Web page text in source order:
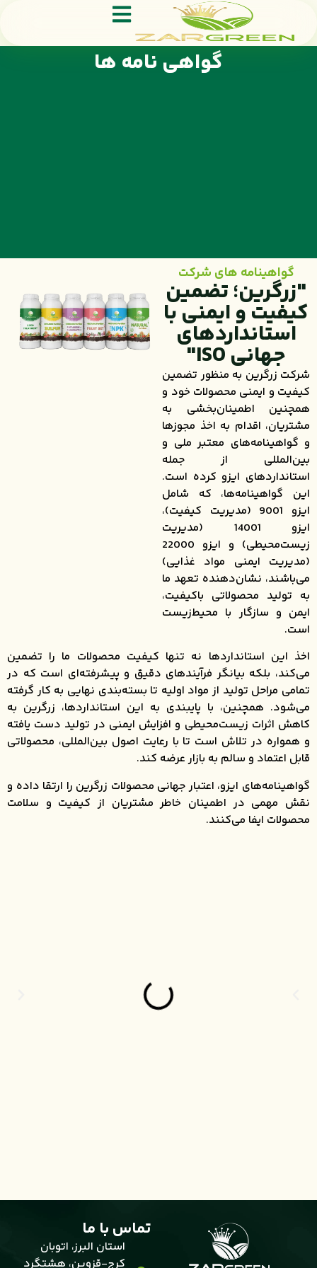
گواهی نامه ها
گواهینامه های شرکت
"زرگرین؛ تضمین
کیفیت و ایمنی با
استانداردهای
جهانی ISO"
شرکت زرگرین به منظور تضمین
کیفیت و ایمنی محصولات خود و
همچنین اطمینان‌بخشی به
مشتریان، اقدام به اخذ مجوزها
و گواهینامه‌های معتبر ملی و
بین‌المللی از جمله
استانداردهای ایزو کرده است.
این گواهینامه‌ها، که شامل
ایزو 9001 (مدیریت کیفیت)،
ایزو 14001 (مدیریت
زیست‌محیطی) و ایزو 22000
(مدیریت ایمنی مواد غذایی)
می‌باشند، نشان‌دهنده تعهد ما
به تولید محصولاتی باکیفیت،
ایمن و سازگار با محیط‌زیست
است.
اخذ این استانداردها نه تنها کیفیت محصولات ما را تضمین
می‌کند، بلکه بیانگر فرآیندهای دقیق و پیشرفته‌ای است که در
تمامی مراحل تولید از مواد اولیه تا بسته‌بندی نهایی به کار گرفته
می‌شود. همچنین، با پایبندی به این استانداردها، زرگرین به
کاهش اثرات زیست‌محیطی و افزایش ایمنی در تولید دست یافته
و همواره در تلاش است تا با رعایت اصول بین‌المللی، محصولاتی
قابل اعتماد و سالم به بازار عرضه کند.
گواهینامه‌های ایزو، اعتبار جهانی محصولات زرگرین را ارتقا داده و
نقش مهمی در اطمینان خاطر مشتریان از کیفیت و سلامت
محصولات ایفا می‌کنند.
تماس با ما
استان البرز، اتوبان
کرج-قزوین، هشتگرد